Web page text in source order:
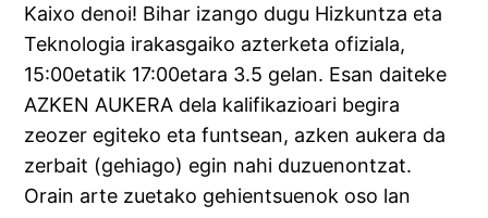
Kaixo denoi! Bihar izango dugu Hizkuntza eta
Teknologia irakasgaiko azterketa ofiziala,
15:00etatik 17:00etara 3.5 gelan. Esan daiteke
AZKEN AUKERA dela kalifikazioari begira
zeozer egiteko eta funtsean, azken aukera da
zerbait (gehiago) egin nahi duzuenontzat.
Orain arte zuetako gehientsuenok oso lan